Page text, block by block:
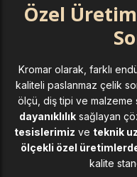
Özel
Kromar olarak, farklı
kaliteli paslanmaz çelik
ölçü, diş tipi ve malzeme
dayanıklılık sağlayan
tesislerimiz ve teknik
ölçekli özel
kalite